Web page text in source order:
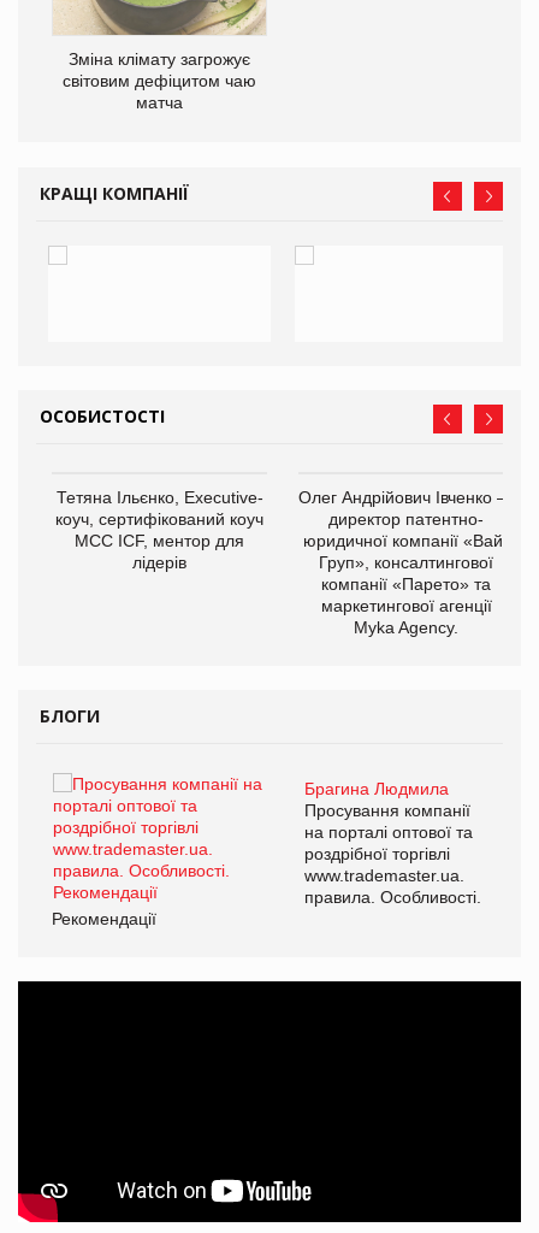
Зміна клімату загрожує
світовим дефіцитом чаю
матча
КРАЩІ КОМПАНІЇ
ОСОБИСТОСТІ
Тетяна Ільєнко, Executive-
коуч, сертифікований коуч
МСС ICF, ментор для
лідерів
Олег Андрійович Івченко —
директор патентно-
юридичної компанії «Вайз
Груп», консалтингової
компанії «Парето» та
маркетингової агенції
Myka Agency.
БЛОГИ
Брагина Людмила
Просування компанії
на порталі оптової та
роздрібної торгівлі
www.trademaster.ua.
правила. Особливості.
Рекомендації